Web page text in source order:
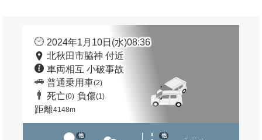
2024年1月10日(水)08:36
北秋田市脇神 付近
車両相互 小破事故
普通乗用車(2)
死亡(0) 負傷(1)
距離4148m
他 他